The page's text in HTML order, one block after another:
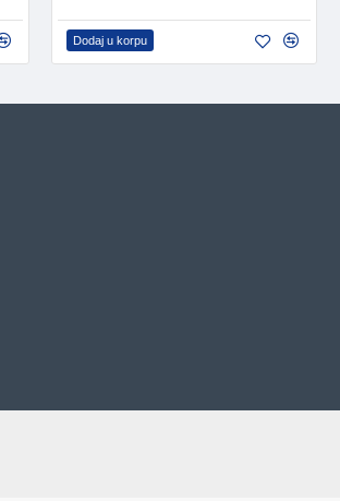
Dodaj u korpu